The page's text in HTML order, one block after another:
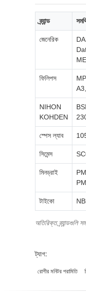
ব্র্যান্ড
জেনেরিক
ফিলিপস
NIHON
KOHDEN
স্পেস ল্যাব
সিমেন্স
মিনড্রাই
টাইকো
অতিরিক্ত ব্র্যান্ডগুলি
ট্যাগ:
রোগীর মনিটর পরামিতি